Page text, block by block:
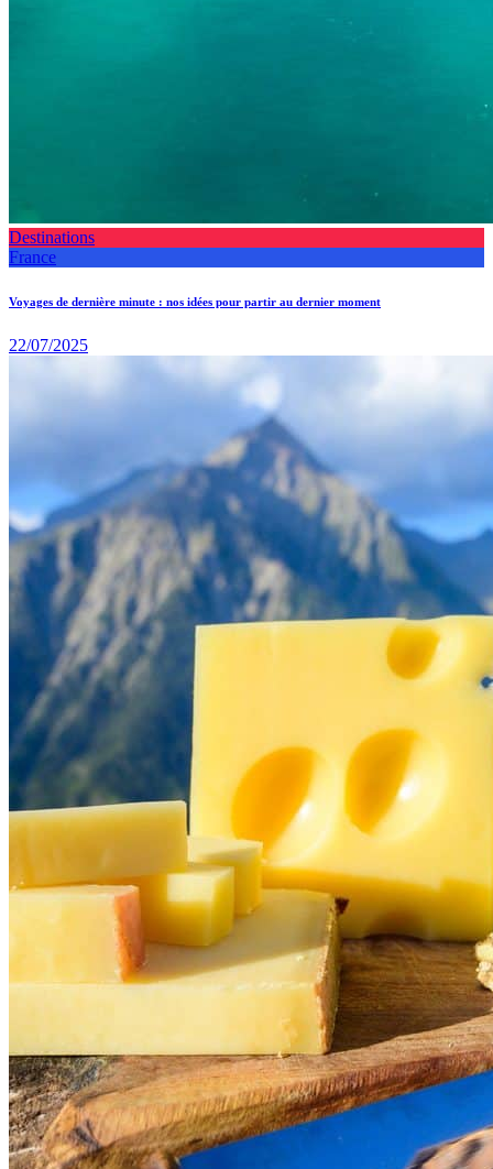
Destinations
France
Voyages de dernière minute : nos idées pour partir au dernier moment
22/07/2025